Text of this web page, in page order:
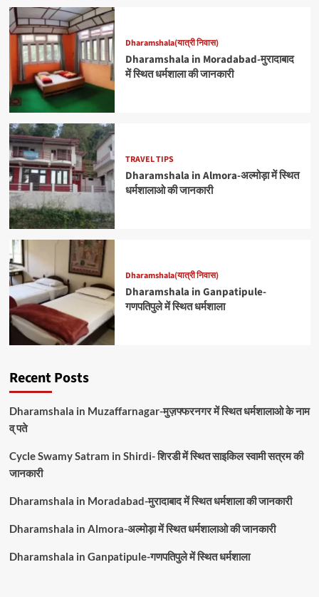
Dharamshala(यात्री निवास)
Dharamshala in Moradabad-मुरादाबाद
में स्थित धर्मशाला की जानकारी
TRAVEL TIPS
Dharamshala in Almora-अल्मोड़ा में स्थित
धर्मशालाओ की जानकारी
Dharamshala(यात्री निवास)
Dharamshala in Ganpatipule-
गणपतिपुले में स्थित धर्मशाला
Recent Posts
Dharamshala in Muzaffarnagar-मुज़फ्फरनगर में स्थित धर्मशालाओ के नाम
व् पते
Cycle Swamy Satram in Shirdi- शिरडी में स्थित साइकिल स्वामी सत्रम की
जानकारी
Dharamshala in Moradabad-मुरादाबाद में स्थित धर्मशाला की जानकारी
Dharamshala in Almora-अल्मोड़ा में स्थित धर्मशालाओ की जानकारी
Dharamshala in Ganpatipule-गणपतिपुले में स्थित धर्मशाला